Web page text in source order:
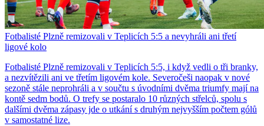
Fotbalisté Plzně remizovali v Teplicích 5:5 a nevyhráli ani třetí
ligové kolo
Fotbalisté Plzně remizovali v Teplicích 5:5, i když vedli o tři branky,
a nezvítězili ani ve třetím ligovém kole. Severočeši naopak v nové
sezoně stále neprohráli a v součtu s úvodními dvěma triumfy mají na
kontě sedm bodů. O trefy se postaralo 10 různých střelců, spolu s
dalšími dvěma zápasy jde o utkání s druhým nejvyšším počtem gólů
v samostatné lize.